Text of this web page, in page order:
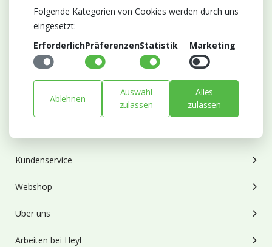
Abonnieren Sie unseren Newsletter
Bleiben Sie auf dem Laufenden mit Neuigkeiten und
Entwicklungen von Blumengroßhandel Heyl
Abonnieren
Kundenservice
Webshop
Über uns
Arbeiten bei Heyl
Folgende Kategorien von Cookies werden durch uns
eingesetzt:
ErforderlichPräferenzenStatistik Marketing
Ablehnen
Auswahl
zulassen
Alles
zulassen